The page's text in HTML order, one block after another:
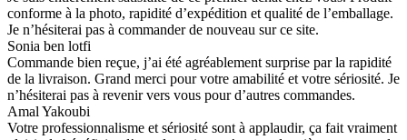
conforme à la photo, rapidité d’expédition et qualité de l’emballage.
Je n’hésiterai pas à commander de nouveau sur ce site.
Sonia ben lotfi
Commande bien reçue, j’ai été agréablement surprise par la rapidité
de la livraison. Grand merci pour votre amabilité et votre sériosité. Je
n’hésiterai pas à revenir vers vous pour d’autres commandes.
Amal Yakoubi
Votre professionnalisme et sériosité sont à applaudir, ça fait vraiment